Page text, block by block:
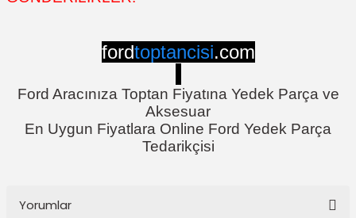
fordtoptancisi.com
Ford Aracınıza Toptan Fiyatına Yedek Parça ve
Aksesuar
En Uygun Fiyatlara Online Ford Yedek Parça
Tedarikçisi
Yorumlar